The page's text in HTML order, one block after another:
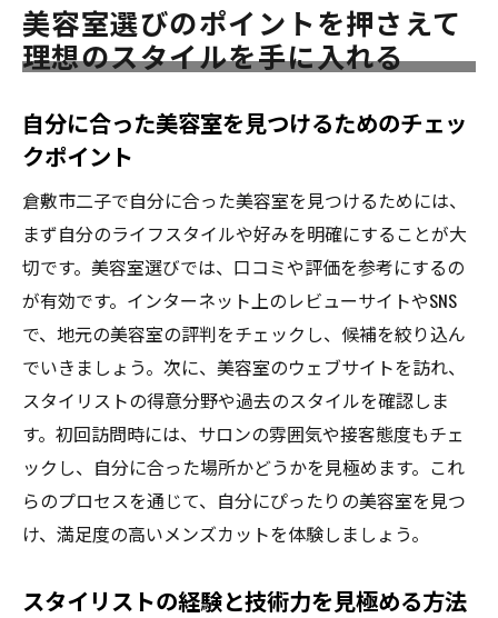
美容室選びのポイントを押さえて
理想のスタイルを手に入れる
自分に合った美容室を見つけるためのチェッ
クポイント
倉敷市二子で自分に合った美容室を見つけるためには、
まず自分のライフスタイルや好みを明確にすることが大
切です。美容室選びでは、口コミや評価を参考にするの
が有効です。インターネット上のレビューサイトやSNS
で、地元の美容室の評判をチェックし、候補を絞り込ん
でいきましょう。次に、美容室のウェブサイトを訪れ、
スタイリストの得意分野や過去のスタイルを確認しま
す。初回訪問時には、サロンの雰囲気や接客態度もチェ
ックし、自分に合った場所かどうかを見極めます。これ
らのプロセスを通じて、自分にぴったりの美容室を見つ
け、満足度の高いメンズカットを体験しましょう。
スタイリストの経験と技術力を見極める方法